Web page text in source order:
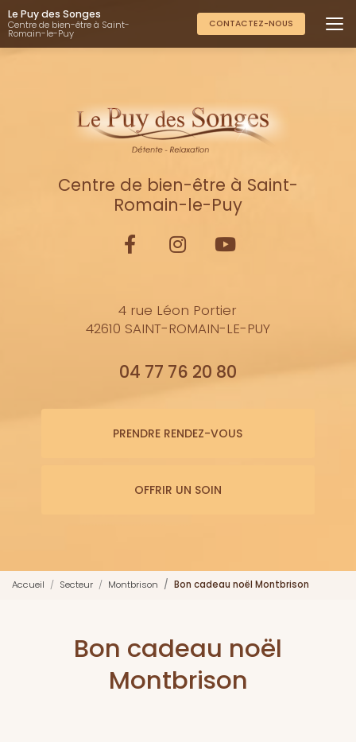
Aller
au
contenu
principal
Le Puy des Songes
Centre de bien-être à Saint-
Romain-le-Puy
CONTACTEZ-NOUS
Centre de bien-être à Saint-
Romain-le-Puy
4 rue Léon Portier
42610 SAINT-ROMAIN-LE-PUY
04 77 76 20 80
PRENDRE RENDEZ-VOUS
OFFRIR UN SOIN
Accueil Secteur Montbrison Bon cadeau noël Montbrison
Bon cadeau noël
Montbrison